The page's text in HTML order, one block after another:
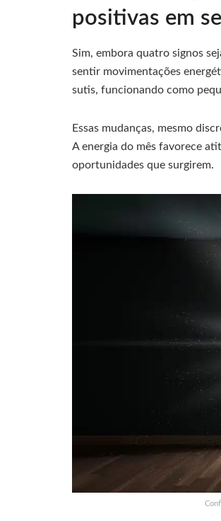
positivas em
Sim, embora quatro signos
sentir movimentações
sutis, funcionando como
Essas mudanças, mesmo
A energia do mês favorece
oportunidades que surgirem.